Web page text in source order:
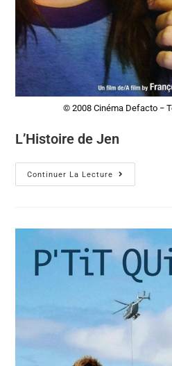
© 2008 Cinéma Defacto −
L’Histoire de Jen
Continuer La Lecture